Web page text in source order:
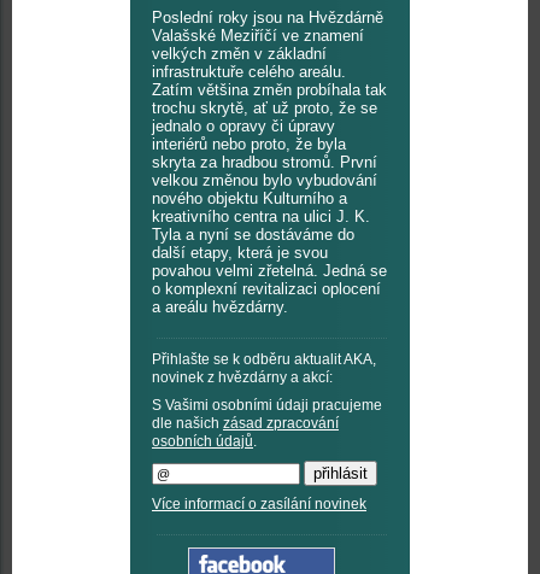
Poslední roky jsou na Hvězdárně
Valašské Meziříčí ve znamení
velkých změn v základní
infrastruktuře celého areálu.
Zatím většina změn probíhala tak
trochu skrytě, ať už proto, že se
jednalo o opravy či úpravy
interiérů nebo proto, že byla
skryta za hradbou stromů. První
velkou změnou bylo vybudování
nového objektu Kulturního a
kreativního centra na ulici J. K.
Tyla a nyní se dostáváme do
další etapy, která je svou
povahou velmi zřetelná. Jedná se
o komplexní revitalizaci oplocení
a areálu hvězdárny.
Přihlašte se k odběru aktualit AKA,
novinek z hvězdárny a akcí:
S Vašimi osobními údaji pracujeme
dle našich zásad zpracování
osobních údajů
Více informací o zasílání novinek